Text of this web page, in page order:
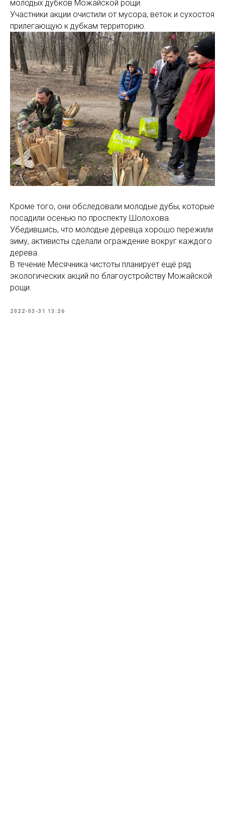
молодых дубков Можайской рощи.
Участники акции очистили от мусора, веток и сухостоя
прилегающую к дубкам территорию.
Кроме того, они обследовали молодые дубы, которые
посадили осенью по проспекту Шолохова.
Убедившись, что молодые деревца хорошо пережили
зиму, активисты сделали ограждение вокруг каждого
дерева.
В течение Месячника чистоты планирует ещё ряд
экологических акций по благоустройству Можайской
рощи.
2022-03-31 13:26